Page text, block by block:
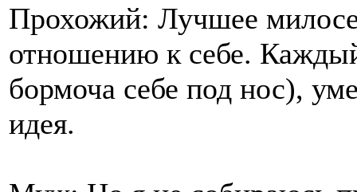
Прохожий: Лучшее
отношению к себе.
бормоча себе под нос),
идея.